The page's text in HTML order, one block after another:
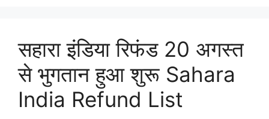
सहारा इंडिया रिफंड 20 अगस्त
से भुगतान हुआ शुरू Sahara
India Refund List